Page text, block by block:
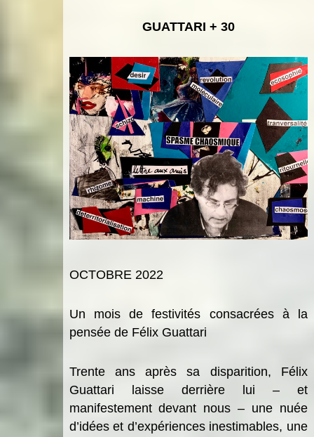
GUATTARI + 30
OCTOBRE 2022
Un moisde festivités consacrées à la
pensée de Félix Guattari
Trente ans après sa disparition, Félix
Guattari laisse derrière lui –et
manifestement devant nous– une nuée
d’idées et d’expériences inestimables, une